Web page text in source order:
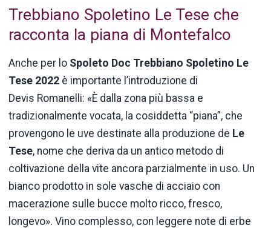
Trebbiano Spoletino Le Tese che
racconta la piana di Montefalco
Anche per lo Spoleto Doc Trebbiano Spoletino Le
Tese 2022 è importante l’introduzione di
Devis Romanelli: «È dalla zona più bassa e
tradizionalmente vocata, la cosiddetta “piana”, che
provengono le uve destinate alla produzione de Le
Tese, nome che deriva da un antico metodo di
coltivazione della vite ancora parzialmente in uso. Un
bianco prodotto in sole vasche di acciaio con
macerazione sulle bucce molto ricco, fresco,
longevo». Vino complesso, con leggere note di erbe